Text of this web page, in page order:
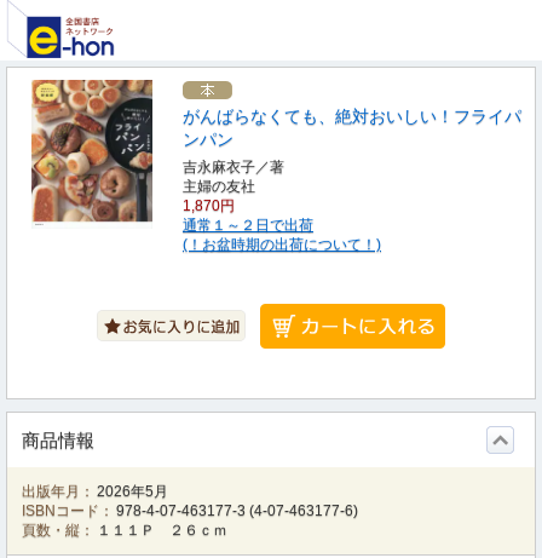
がんばらなくても、絶対おいしい！フライパ
ンパン
吉永麻衣子／著
主婦の友社
1,870円
通常１～２日で出荷
(！お盆時期の出荷について！)
商品情報
出版年月： 2026年5月
ISBNコード： 978-4-07-463177-3 (4-07-463177-6)
頁数・縦：
１１１Ｐ ２６ｃｍ